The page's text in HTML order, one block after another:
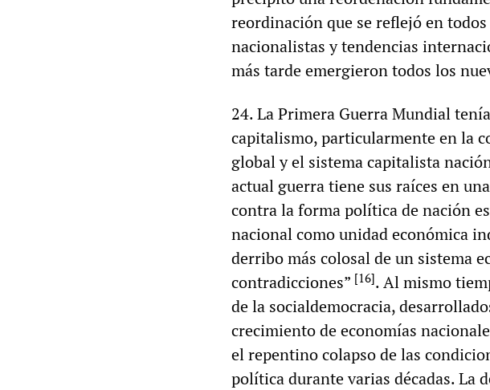
reordinación que se reflejó en
nacionalistas y tendencias
más tarde emergieron todos los
24. La Primera Guerra Mundial
capitalismo, particularmente en la
global y el sistema capitalista
actual guerra tiene sus raíces en
contra la forma política de nación
nacional como unidad económica
derribo más colosal de un sistema
contradicciones” [16]. Al mismo
de la socialdemocracia,
crecimiento de economías
el repentino colapso de las
política durante varias décadas. La